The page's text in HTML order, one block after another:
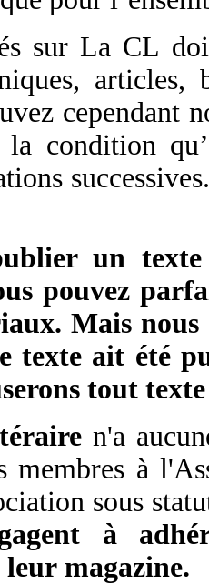
sur La CL
articles,
cependant
la condition
un texte
pouvez
Mais
texte ait été
tout
n'a
membres à
sous
à
magazine.